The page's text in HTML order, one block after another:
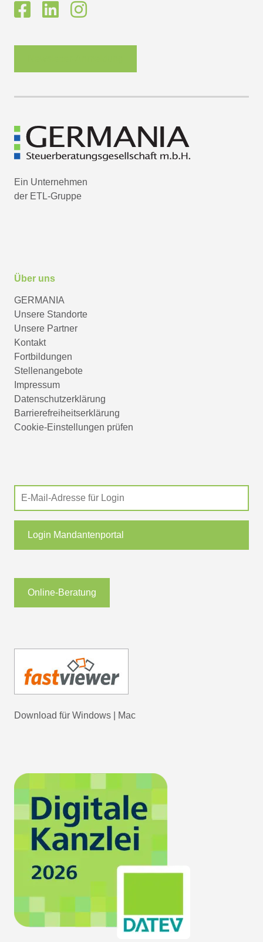
Ein Unternehmen
der ETL-Gruppe
Über uns
GERMANIA
Unsere Standorte
Unsere Partner
Kontakt
Fortbildungen
Stellenangebote
Impressum
Datenschutzerklärung
Barrierefreiheitserklärung
Cookie-Einstellungen prüfen
Login Mandantenportal
Online-Beratung
Download für Windows Mac